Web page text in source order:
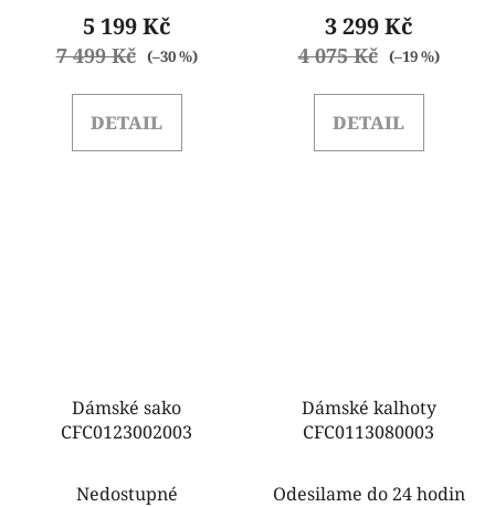
5 199 Kč
7 499 Kč (–30 %)
DETAIL
3 299 Kč
4 075 Kč (–19 %)
DETAIL
Dámské sako
CFC0123002003
Nedostupné
Dámské kalhoty
CFC0113080003
Odesilame do 24 hodin